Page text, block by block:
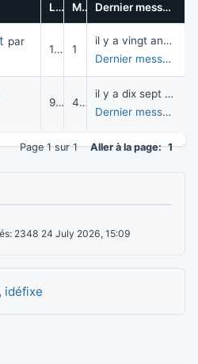
Lectures Messages Dernier message
par
10 268 1
il y a vingt années
Dernier message
9 632 4
il y a dix sept années
Dernier message
Page 1 sur 1Aller à la page: 1
2348 24 July 2026, 15:09
, idéfixe